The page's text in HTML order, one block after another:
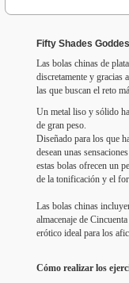
Fifty Shades
Las bolas chinas de
discretamente y gracias
las que buscan el reto
Un metal liso y sólido
de gran peso.
Diseñado para los que
desean unas
estas bolas ofrecen un
de la tonificación y el
Las bolas chinas
almacenaje de
erótico ideal para los
Cómo realizar los